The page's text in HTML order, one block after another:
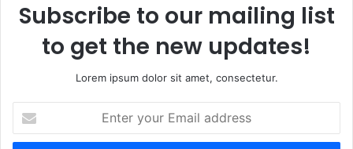
Subscribe to our mailing list
to get the new updates!
Lorem ipsum dolor sit amet, consectetur.
your
Email